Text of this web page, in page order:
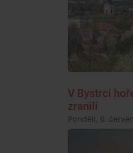
V Bystrci
zranili
Pondělí, 6.